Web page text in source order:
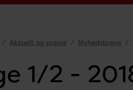
Aktuelt og presse Nyhedsbreve
1/2 -